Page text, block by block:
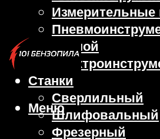
Измерительные
Ручной
Станки
Сверлильный
Шлифовальный
Фрезерный
Меню